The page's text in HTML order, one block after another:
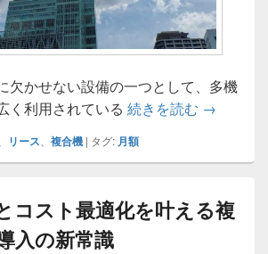
欠かせない設備の一つとして、多機
く利用されている 続きを読む 複合機リ
→
リース 複合機 | タグ: 月額
コスト最適化を叶える複
入の新常識